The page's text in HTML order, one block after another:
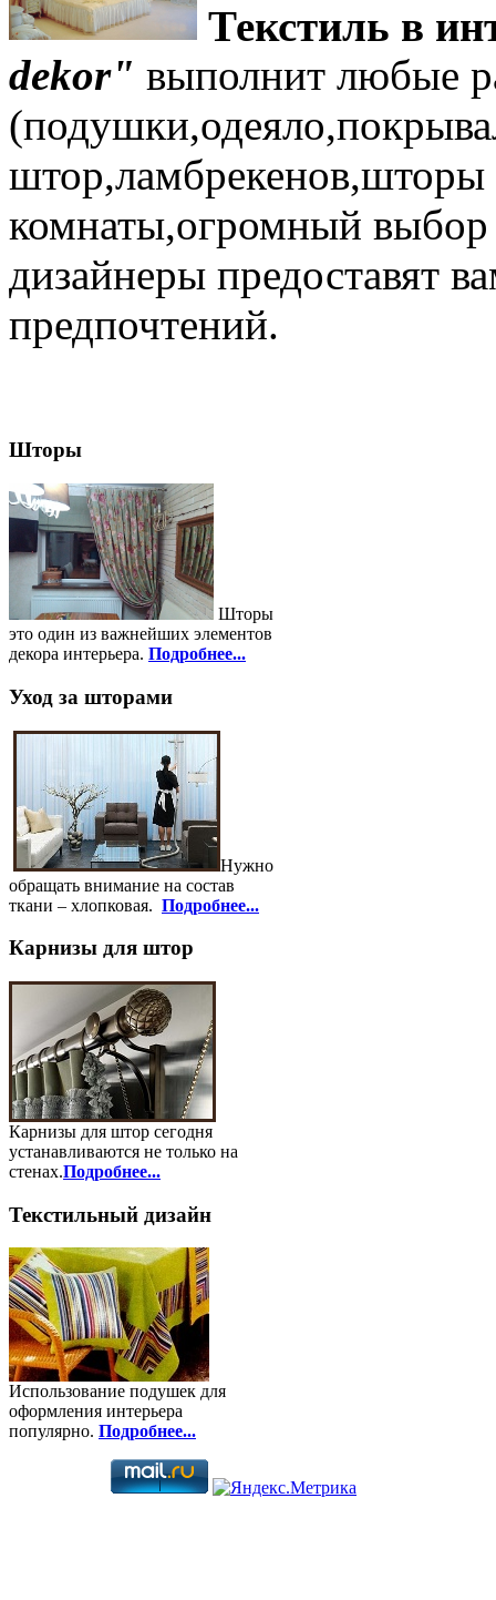
Текстиль в
dekor" выполнит любые
штор,ламбрекенов,шторы
комнаты,огромный
дизайнеры предоставят
предпочтений.
Шторы
Шторы
это один из важнейших элементов
декора интерьера. Подробнее...
Уход за шторами
Нужно
обращать внимание на состав
ткани – хлопковая. Подробнее...
Карнизы для штор
Карнизы для штор сегодня
устанавливаются не только на
стенах.Подробнее...
Текстильный дизайн
Использование подушек для
оформления интерьера
популярно. Подробнее...